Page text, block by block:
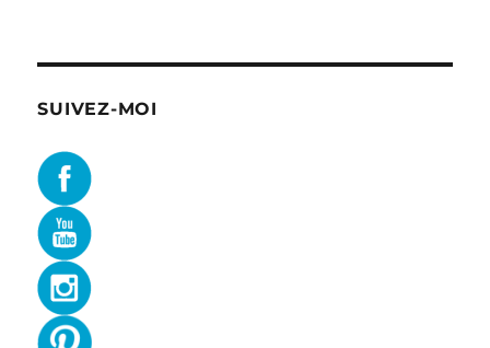
SUIVEZ-MOI